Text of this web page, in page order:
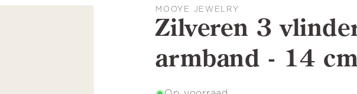
MOOYE JEWELRY
Zilveren 3
armband - 14